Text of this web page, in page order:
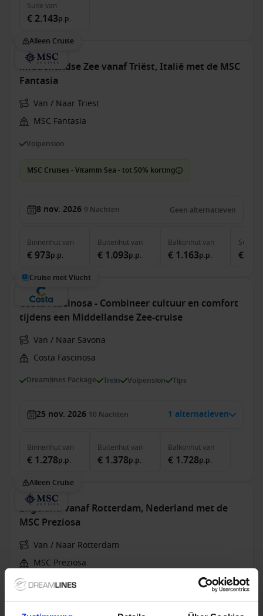
Suite van
€ 2.143p.p.
Alleen Cruise
Middellandse Zee vanaf Triëst, Italië met de MSC
Fantasia
Van / Naar Triest
MSC Fantasia
Volpension
MSC Cruises - Vitamin Sea - tot 50% korting
8 nov. 2026 9 Nachten Geen alternatieven
Binnenhutvan
€ 973p.p.
Buitenhutvan
€ 1.093p.p.
Balkonhutvan
€ 1.163p.p.
Suite
€
Cruise met Vlucht
Costa Fascinosa - Combineer cultuur en comfort
tijdens een Middellandse Zee-cruise
Van / Naar Savona
Costa Fascinosa
Dreamlines Package Trein Volpension Tips
25 nov. 2026 10 Nachten 1 alternatieven
Binnenhutvan
€ 1.278p.p.
Buitenhutvan
€ 1.378p.p.
Balkonhutvan
€ 1.728p.p.
Alleen Cruise
Engeland vanaf Rotterdam, Nederland met de
MSC Preziosa
Van / Naar Rotterdam
MSC Preziosa
Volpension
MSC Cruises - Vitamin Sea - tot 50% korting